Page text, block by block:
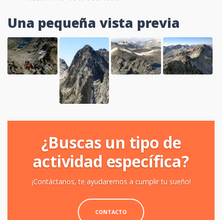
Una pequeña vista previa
¿Buscas un tipo de
actividad específica?
¡Contáctanos, te ayudaremos a cumplir tu sueño!
CONTACTO